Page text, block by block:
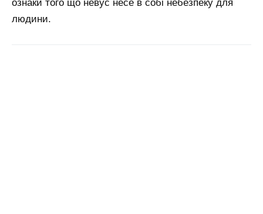
ознаки того що невус несе в собі небезпеку для
людини.